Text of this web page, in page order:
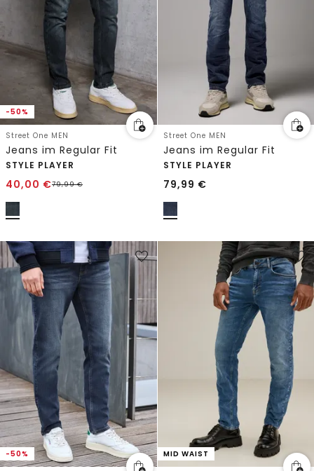
-50%
Street One MEN
Jeans im Regular Fit
STYLE PLAYER
40,00 €79,99€
Street One MEN
Jeans im Regular Fit
STYLE PLAYER
79,99 €
-50% MID WAIST